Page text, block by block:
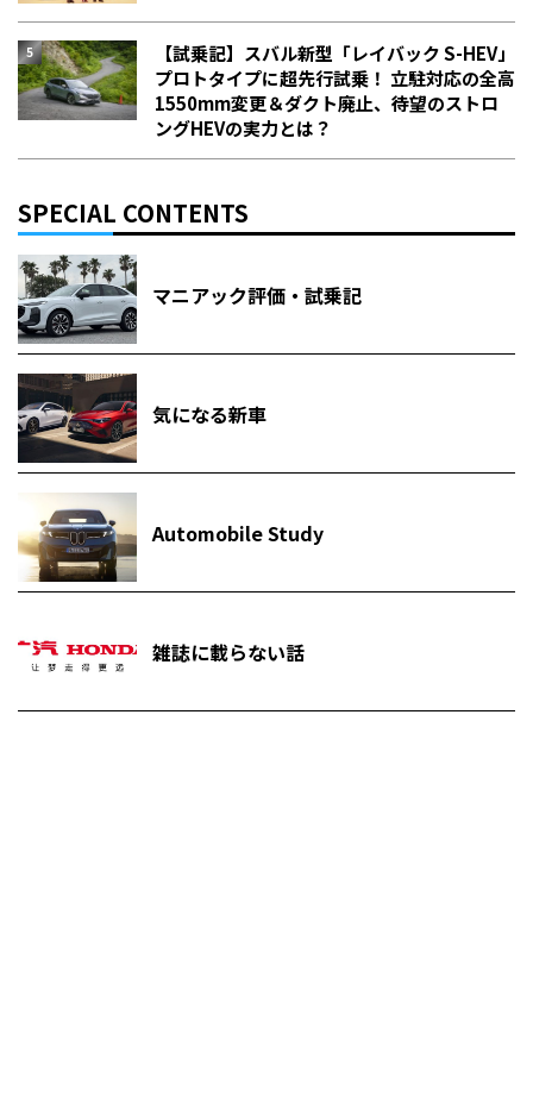
【試乗記】スバル新型「レイバック S-HEV」
プロトタイプに超先行試乗！ 立駐対応の全高
1550mm変更＆ダクト廃止、待望のストロ
ングHEVの実力とは？
SPECIAL CONTENTS
マニアック評価・試乗記
気になる新車
Automobile Study
雑誌に載らない話